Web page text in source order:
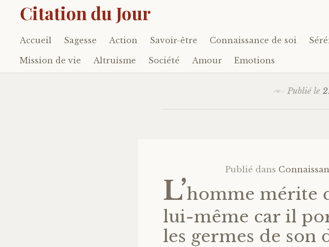
Citation du Jour
Accéder
au
Accueil Sagesse Action Savoir-être Connaissance de soi
Mission de vie Altruisme Société Amour Emotions
Publié le
Publié dans
L’homme mérite
lui-même car il
les germes de son